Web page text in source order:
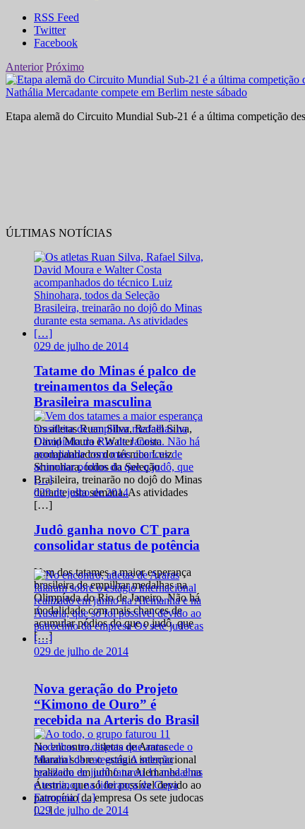
RSS Feed
Twitter
Facebook
Anterior Próximo
Nathália Mercadante compete em Berlim neste sábado
Etapa alemã do Circuito Mundial Sub-21 é a última competição
ÚLTIMAS NOTÍCIAS
029 de julho de 2014
Tatame do Minas é palco de
treinamentos da Seleção
Brasileira masculina
Os atletas Ruan Silva, Rafael Silva,
David Moura e Walter Costa
acompanhados do técnico Luiz
Shinohara, todos da Seleção
Brasileira, treinarão no dojô do Minas
durante esta semana. As atividades
[…]
029 de julho de 2014
Judô ganha novo CT para
consolidar status de potência
Vem dos tatames a maior esperança
brasileira de empilhar medalhas na
Olimpíada do Rio de Janeiro. Não há
modalidade com mais chances de
acumular pódios do que o judô, que
[…]
029 de julho de 2014
Nova geração do Projeto
“Kimono de Ouro” é
recebida na Arteris do Brasil
No encontro, atletas de Araras
falaram sobre o estágio internacional
realizado em junho na Alemanha e na
Áustria, que só foi possível devido ao
patrocínio da empresa Os sete judocas
[…]
029 de julho de 2014